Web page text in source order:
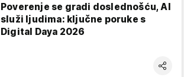
Poverenje se gradi doslednošću, AI
služi ljudima: ključne poruke s
Digital Daya 2026